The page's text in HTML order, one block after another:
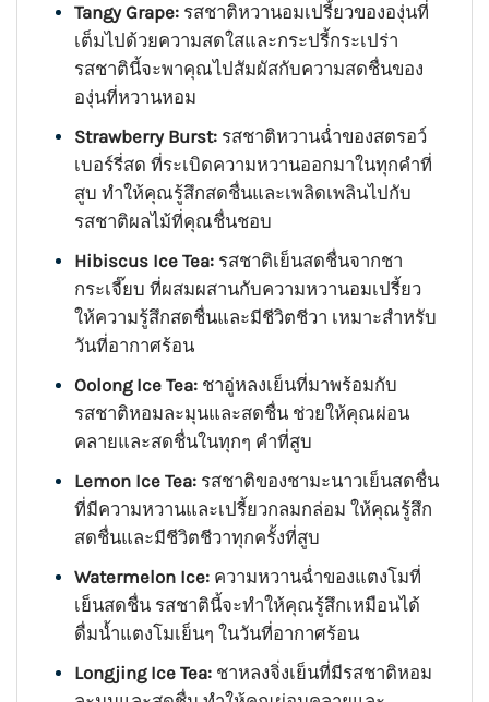
Tangy Grape:รสชาติหวานอมเปรี้ยวขององุ่นที่
เต็มไปด้วยความสดใสและกระปรี้กระเปร่า
รสชาตินี้จะพาคุณไปสัมผัสกับความสดชื่นของ
องุ่นที่หวานหอม
Strawberry Burst:รสชาติหวานฉ่ำของสตรอว์
เบอร์รี่สด ที่ระเบิดความหวานออกมาในทุกคำที่
สูบ ทำให้คุณรู้สึกสดชื่นและเพลิดเพลินไปกับ
รสชาติผลไม้ที่คุณชื่นชอบ
Hibiscus Ice Tea:รสชาติเย็นสดชื่นจากชา
กระเจี๊ยบ ที่ผสมผสานกับความหวานอมเปรี้ยว
ให้ความรู้สึกสดชื่นและมีชีวิตชีวา เหมาะสำหรับ
วันที่อากาศร้อน
Oolong Ice Tea:ชาอู่หลงเย็นที่มาพร้อมกับ
รสชาติหอมละมุนและสดชื่น ช่วยให้คุณผ่อน
คลายและสดชื่นในทุกๆ คำที่สูบ
Lemon Ice Tea:รสชาติของชามะนาวเย็นสดชื่น
ที่มีความหวานและเปรี้ยวกลมกล่อม ให้คุณรู้สึก
สดชื่นและมีชีวิตชีวาทุกครั้งที่สูบ
Watermelon Ice:ความหวานฉ่ำของแตงโมที่
เย็นสดชื่น รสชาตินี้จะทำให้คุณรู้สึกเหมือนได้
ดื่มน้ำแตงโมเย็นๆ ในวันที่อากาศร้อน
Longjing Ice Tea:ชาหลงจิ่งเย็นที่มีรสชาติหอม